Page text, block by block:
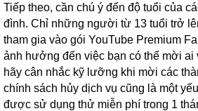
Tiếp theo, cần chú ý đến độ tuổi của
đình. Chỉ những người từ 13 tuổi trở
tham gia vào gói YouTube Premium
ảnh hưởng đến việc bạn có thể mời ai
hãy cân nhắc kỹ lưỡng khi mời các
chính sách hủy dịch vụ cũng là một
được sử dụng thử miễn phí trong 1